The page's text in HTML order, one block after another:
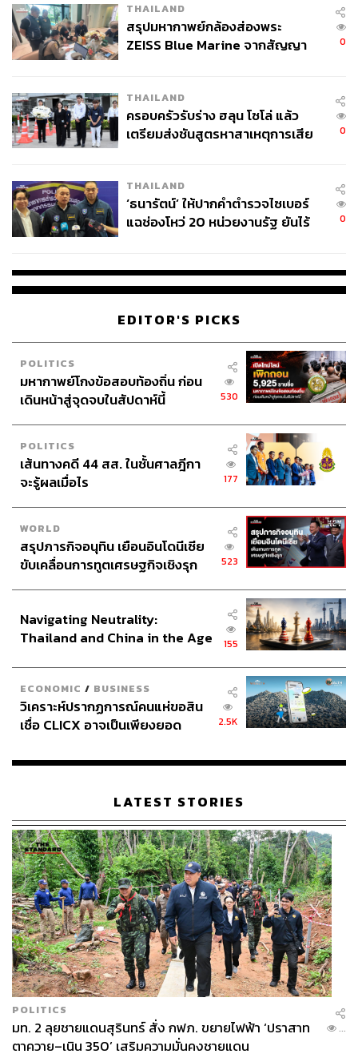
THAILAND
สรุปมหากาพย์กล้องส่องพระ
ZEISS Blue Marine จากสัญญา
จ่ายหนี้-แอบระบุแบรนด์
0
THAILAND
ครอบครัวรับร่าง ฮลุน โซโล่ แล้ว
เตรียมส่งชันสูตรหาสาเหตุการเสีย
0
THAILAND
‘ธนารัตน์’ ให้ปากคำตำรวจไซเบอร์
แฉช่องโหว่ 20 หน่วยงานรัฐ ยันไร้
0
EDITOR'S PICKS
POLITICS
มหากาพย์โกงข้อสอบท้องถิ่น ก่อน
เดินหน้าสู่จุดจบในสัปดาห์นี้
530
POLITICS
เส้นทางคดี 44 สส. ในชั้นศาลฎีกา
จะรู้ผลเมื่อไร
177
WORLD
สรุปภารกิจอนุทิน เยือนอินโดนีเซีย
ขับเคลื่อนการทูตเศรษฐกิจเชิงรุก
523
Navigating Neutrality:
Thailand and China in the Age
155
ECONOMIC / BUSINESS
วิเคราะห์ปรากฏการณ์คนแห่ขอสิน
เชื่อ CLICX อาจเป็นเพียงยอด
เรือนไทยที่ถูกซุกไว้
2.5K
LATEST STORIES
POLITICS
มท. 2 ลุยชายแดนสุรินทร์ สั่ง กฟภ. ขยายไฟฟ้า ‘ปราสาท
ตาควาย–เนิน 350’ เสริมความมั่นคงชายแดน
...